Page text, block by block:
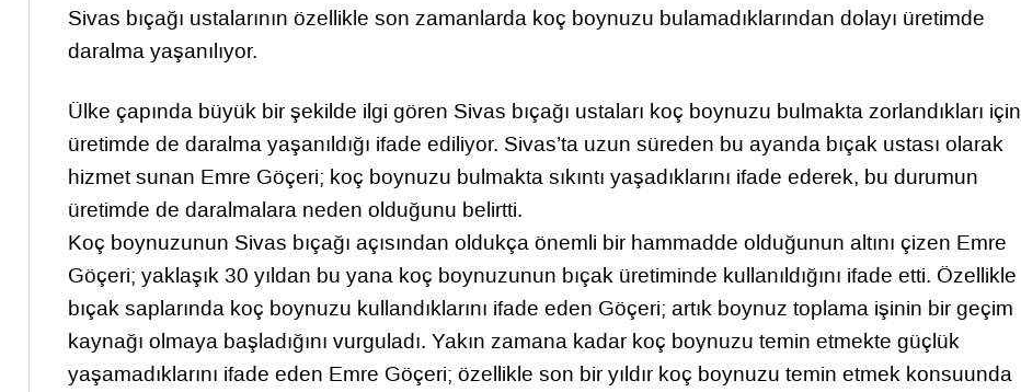
Sivas bıçağı ustalarının özellikle son zamanlarda koç boynuzu bulamadıklarından dolayı üretimde
daralma yaşanılıyor.
Ülke çapında büyük bir şekilde ilgi gören Sivas bıçağı ustaları koç boynuzu bulmakta zorlandıkları için
üretimde de daralma yaşanıldığı ifade ediliyor. Sivas’ta uzun süreden bu ayanda bıçak ustası olarak
hizmet sunan Emre Göçeri; koç boynuzu bulmakta sıkıntı yaşadıklarını ifade ederek, bu durumun
üretimde de daralmalara neden olduğunu belirtti.
Koç boynuzunun Sivas bıçağı açısından oldukça önemli bir hammadde olduğunun altını çizen Emre
Göçeri; yaklaşık 30 yıldan bu yana koç boynuzunun bıçak üretiminde kullanıldığını ifade etti. Özellikle
bıçak saplarında koç boynuzu kullandıklarını ifade eden Göçeri; artık boynuz toplama işinin bir geçim
kaynağı olmaya başladığını vurguladı. Yakın zamana kadar koç boynuzu temin etmekte güçlük
yaşamadıklarını ifade eden Emre Göçeri; özellikle son bir yıldır koç boynuzu temin etmek konsuunda